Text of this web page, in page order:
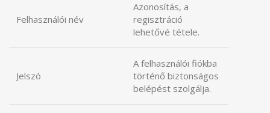
Felhasználói név
Azonosítás, a
regisztráció
lehetővé tétele.
Jelszó
A felhasználói fiókba
történő biztonságos
belépést szolgálja.